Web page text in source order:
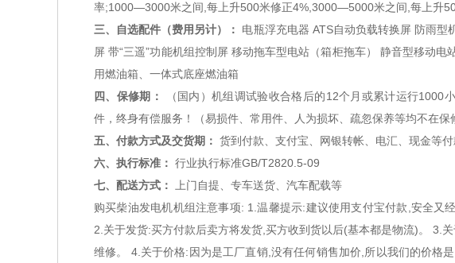
率;1000—3000米之间,每上升500米修正4%,3000—5000米之间,每上升
三、自选配件（费用另计）：
电瓶浮充电器 ATS自动负载转换屏 防雨型
屏 带“三遥”功能机组控制屏 移动拖车型电站（箱柜拖车） 静音型移动
用燃油箱、一体式底座燃油箱
四、保修期：
（国内）机组调试验收合格后的12个月或累计运行1000
件，终身有偿服务！（易损件、常用件、人为损坏、疏忽保养等均不在
五、付款方式及交货期： 货到付款、支付宝、网银转帐、电汇、现金等
六、执行标准： 行业执行标准GB/T2820.5-09
七、配送方式：
上门自提、专车送货、汽车配载等
购买柴油发电机机组注意事项: 1.温馨提示:建议使用支付宝付款,安全又
2.关于发货:买方付款后卖方将发货,买方收到货以后(基本都是物流)。 3.
维修。 4.关于价格:因为是工厂直销,没有任何销售加价,所以我们的价格